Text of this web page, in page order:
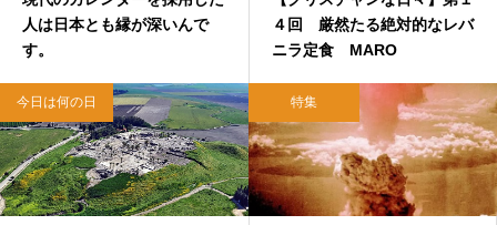
人は日本とも縁が深いんで
す。
４回 厳然たる絶対的なレバ
ニラ定食 MARO
今日は何の日 特集